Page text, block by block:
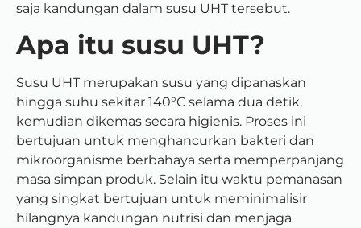
saja kandungan dalam susu UHT tersebut.
Apa itu susu UHT?
Susu UHT merupakan susu yang dipanaskan
hingga suhu sekitar 140°C selama dua detik,
kemudian dikemas secara higienis. Proses ini
bertujuan untuk menghancurkan bakteri dan
mikroorganisme berbahaya serta memperpanjang
masa simpan produk. Selain itu waktu pemanasan
yang singkat bertujuan untuk meminimalisir
hilangnya kandungan nutrisi dan menjaga